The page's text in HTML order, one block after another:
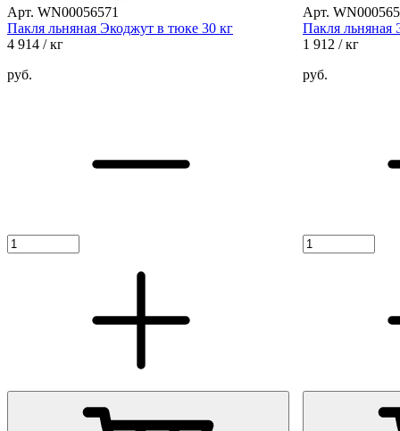
Арт. WN00056571
Пакля льняная Экоджут в тюке 30 кг
4 914 / кг
руб.
Арт.
Пакля льняная
1 912 / кг
руб.